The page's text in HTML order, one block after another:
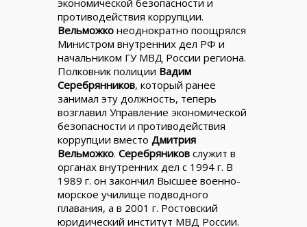
противодействия коррупции.
Вельможко неоднократно поощрялся
Министром внутренних дел РФ и
начальником ГУ МВД России региона.
Полковник полиции Вадим
Серебрянников, который ранее
занимал эту должность, теперь
возглавил Управление экономической
безопасности и противодействия
коррупции вместо Дмитрия
Вельможко. Серебряников служит в
органах внутренних дел с 1994 г. В
1989 г. он закончил Высшее военно-
морское училище подводного
плавания, а в 2001 г. Ростовский
юридический институт МВД России.